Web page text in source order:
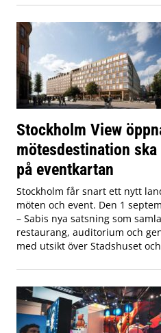
Stockholm View
mötesdestination ska
på eventkartan
Stockholm får snart ett nytt
möten och event. Den 1
– Sabis nya satsning som
restaurang, auditorium och
med utsikt över Stadshuset